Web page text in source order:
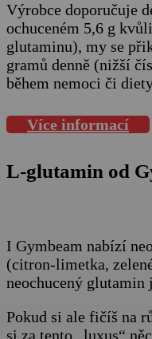
Výrobce doporučuje
ochuceném 5,6 g
glutaminu), my se
gramů denně (nižší
během nemoci či
Více informací
L-glutamin od
I Gymbeam nabízí
(citron-limetka,
neochucený glutamin
Pokud si ale fičíš na
si za tento „luxus“